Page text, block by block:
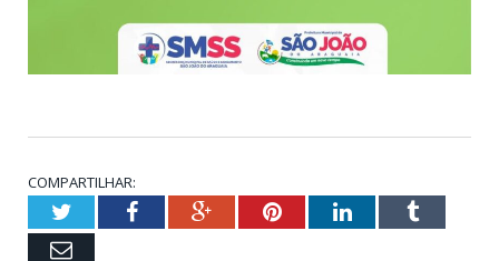
COMPARTILHAR:
TwitterFacebookGoogle+PinterestLinkedInTumblr
Email